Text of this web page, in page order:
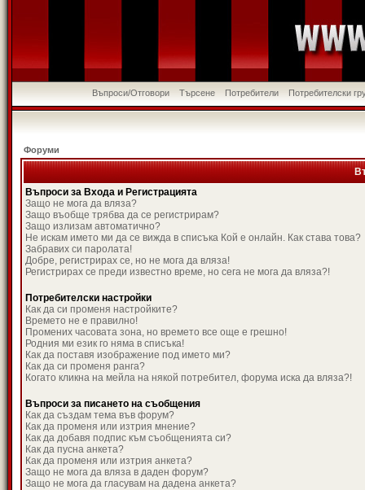
Въпроси/Отговори Търсене Потребители Потребителски
Форуми
Въпроси за Входа и Регистрацията
Защо не мога да вляза?
Защо въобще трябва да се регистрирам?
Защо излизам автоматично?
Не искам името ми да се вижда в списъка Кой е онлайн. Как става това?
Забравих си паролата!
Добре, регистрирах се, но не мога да вляза!
Регистрирах се преди известно време, но сега не мога да вляза?!
Потребителски настройки
Как да си променя настройките?
Времето не е правилно!
Промених часовата зона, но времето все още е грешно!
Родния ми език го няма в списъка!
Как да поставя изображение под името ми?
Как да си променя ранга?
Когато кликна на мейла на някой потребител, форума иска да вляза?!
Въпроси за писането на съобщения
Как да създам тема във форум?
Как да променя или изтрия мнение?
Как да добавя подпис към съобщенията си?
Как да пусна анкета?
Как да променя или изтрия анкета?
Защо не мога да вляза в даден форум?
Защо не мога да гласувам на дадена анкета?